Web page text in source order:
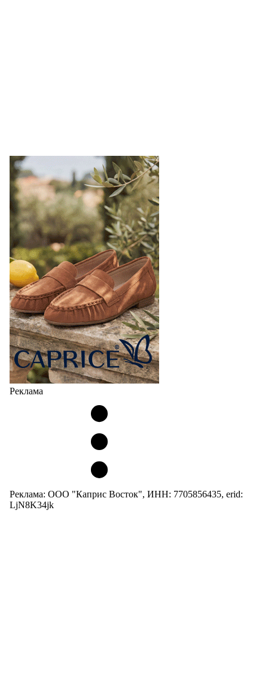
Реклама
Реклама: ООО "Каприс Восток", ИНН: 7705856435, erid:
LjN8K34jk